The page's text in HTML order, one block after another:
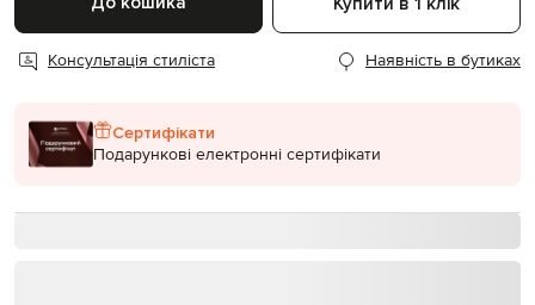
Консультація стиліста Наявність в бутиках
Сертифікати
Подарункові електронні сертифікати